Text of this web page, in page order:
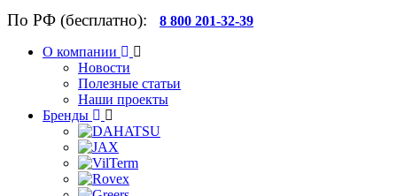
По РФ (бесплатно): 8 800 201-32-39
О компании
Новости
Полезные статьи
Наши проекты
Бренды